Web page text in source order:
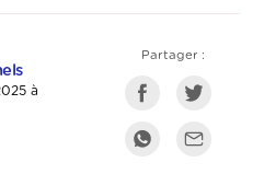
à
Partager :